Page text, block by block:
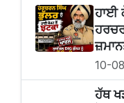
ਹਾਈ
10-
ਹੱਥ